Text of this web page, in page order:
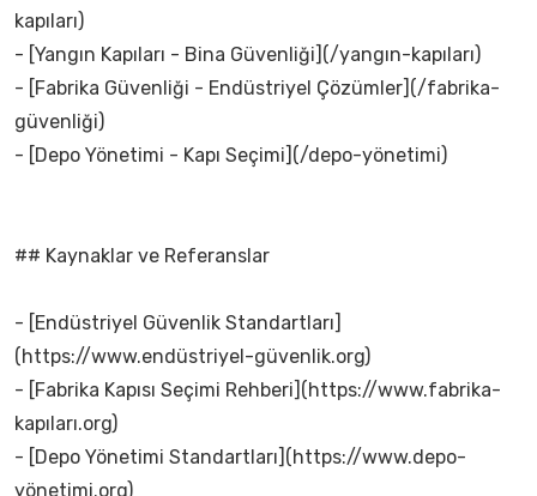
kapıları)
- [Yangın Kapıları - Bina Güvenliği](/yangın-kapıları)
- [Fabrika Güvenliği - Endüstriyel Çözümler](/fabrika-
güvenliği)
- [Depo Yönetimi - Kapı Seçimi](/depo-yönetimi)
## Kaynaklar ve Referanslar
- [Endüstriyel Güvenlik Standartları]
(https://www.endüstriyel-güvenlik.org)
- [Fabrika Kapısı Seçimi Rehberi](https://www.fabrika-
kapıları.org)
- [Depo Yönetimi Standartları](https://www.depo-
yönetimi.org)